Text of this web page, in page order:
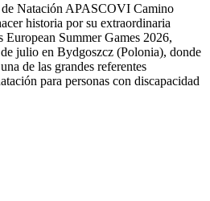
Natación APASCOVI Camino
historia por su extraordinaria
European Summer Games 2026,
julio en Bydgoszcz (Polonia), donde
de las grandes referentes
para personas con discapacidad